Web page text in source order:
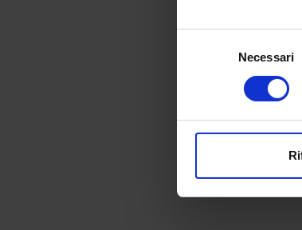
Con il tuo
digitali).
modificare o
Necessari